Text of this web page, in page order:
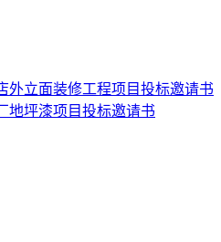
外立面装修工程项目投标邀请书
地坪漆项目投标邀请书